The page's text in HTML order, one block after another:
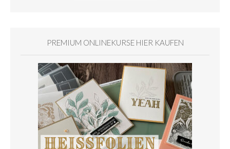
PREMIUM ONLINEKURSE HIER KAUFEN